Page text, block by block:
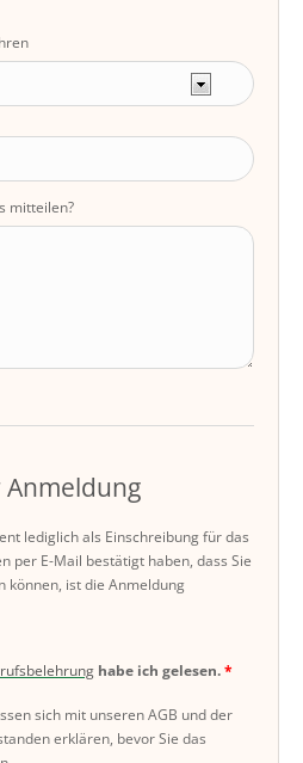
mitteilen?
Anmeldung
lediglich als Einschreibung für das
per E-Mail bestätigt haben, dass Sie
können, ist die Anmeldung
habe ich gelesen.
sich mit unseren AGB und der
erklären, bevor Sie das